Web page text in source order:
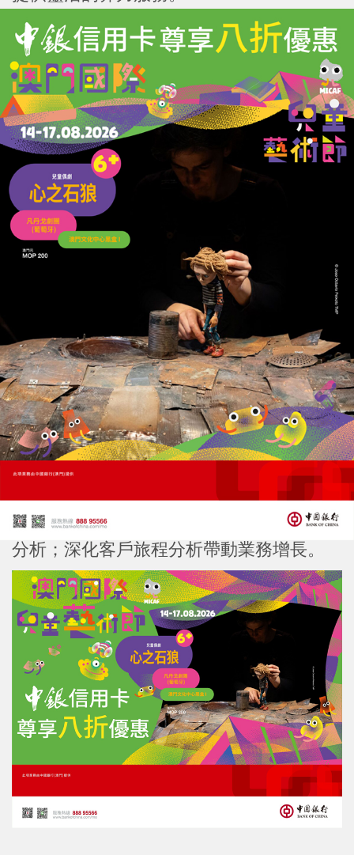
AI賦能金融發展提質增效
金融分論壇則聚焦AI時代的金融行業智能化
轉型。澳門銀行公會主席葉兆佳先生表示，
澳門銀行公會和業界，一直積極響應和配合
特區政府的特色金融及「1+4」適度多元發
展策略。包括全力配合推進「數字澳門元」
的建設與研發，並持續緊貼技術迭代，不斷
豐富金融科技的落地場景，為客戶打造安全
穩健的綜合金融服務。葉兆佳強調，推動人
工智慧與金融業務深度綁定，將成為助力澳
門金融產業高質量發展的重要抓手。期望透
過業界與科技企業的深化協作，洞悉人工智
能賦能金融提質增效的實踐路徑。
華為金融軍團業務首席解決方案架構師陳捷
先生指出，華為的金融AI解決方案從場景生
態、AI工程、混合架構、算力及人才培訓等
層面，協助金融機構智能化轉型，聚焦四大
方向：將客戶交互由被動響應轉為個性化的
主動服務；推動營運流程自動化；將風險控
制從靜態規則升級為即時動態追蹤與反欺詐
分析；深化客戶旅程分析帶動業務增長。